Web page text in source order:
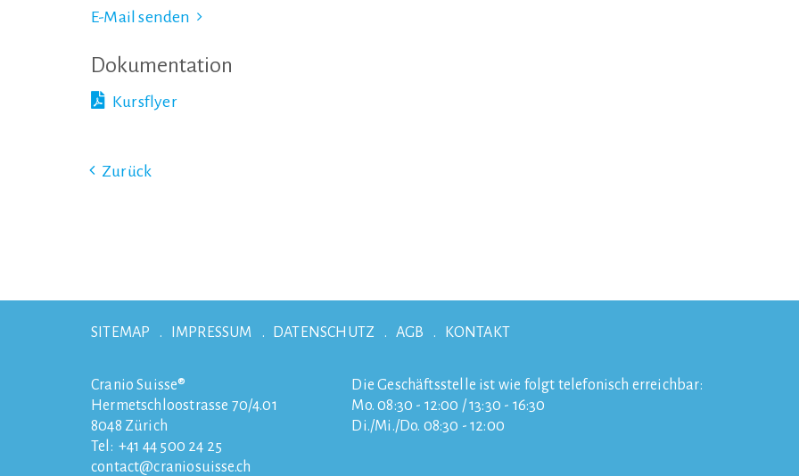
E-Mail senden
Dokumentation
Kursflyer
Zurück
SITEMAP IMPRESSUM DATENSCHUTZ AGB KONTAKT
Cranio Suisse®
Hermetschloostrasse 70/4.01
8048 Zürich
Tel: +41 44 500 24 25
contact
craniosuisse.ch
Die Geschäftsstelle ist wie folgt telefonisch erreichbar:
Mo. 08:30 - 12:00 / 13:30 - 16:30
Di./Mi./Do. 08:30 - 12:00